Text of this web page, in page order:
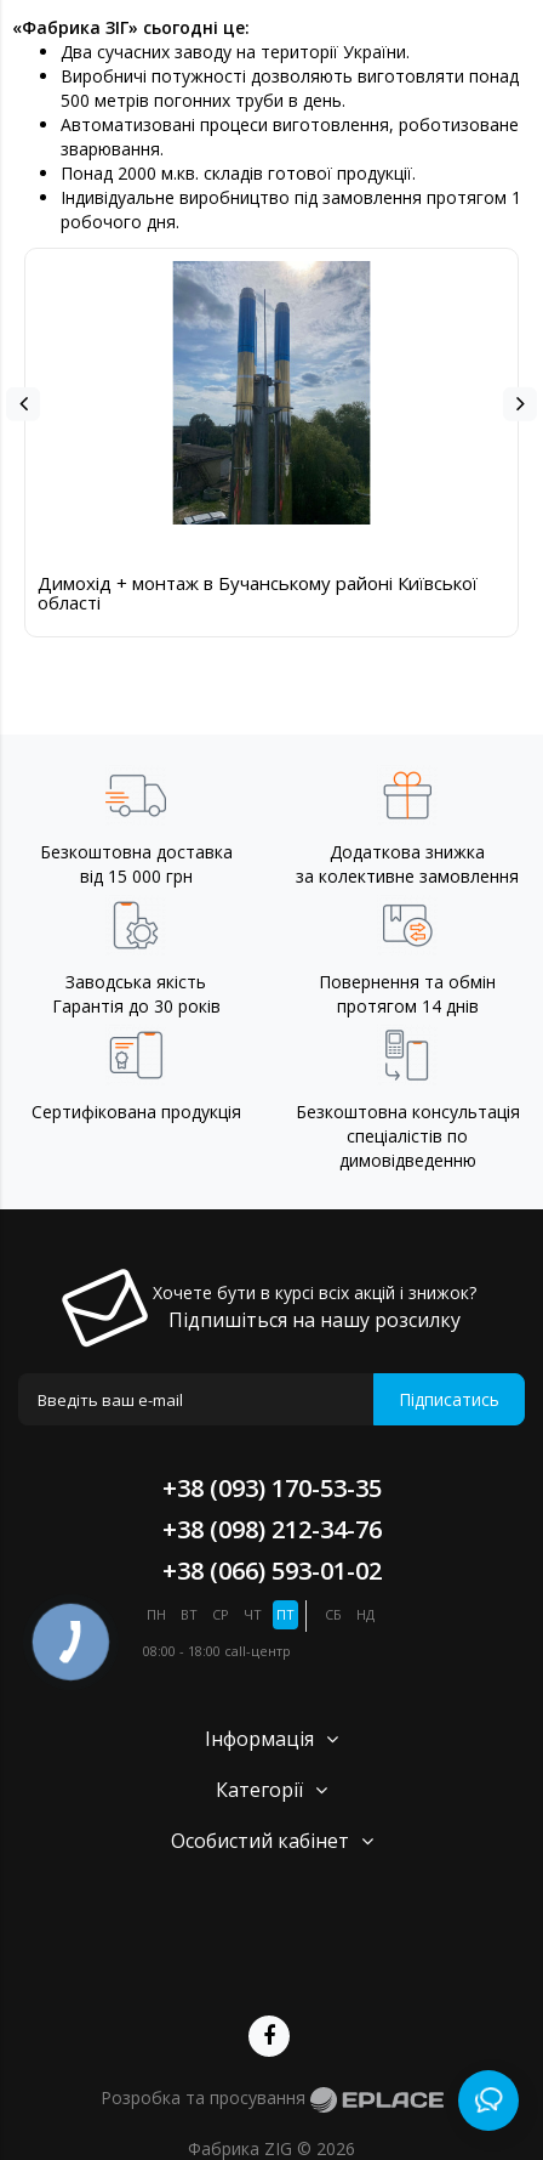
«Фабрика ЗІГ» сьогодні це:
Два сучасних заводу на території України.
Виробничі потужності дозволяють виготовляти понад
500 метрів погонних труби в день.
Автоматизовані процеси виготовлення, роботизоване
зварювання.
Понад 2000 м.кв. складів готової продукції.
Індивідуальне виробництво під замовлення протягом 1
робочого дня.
Димохід + монтаж в Бучанському районі Київської
області
Безкоштовна доставка
від 15 000 грн
Додаткова знижка
за колективне замовлення
Заводська якість
Гарантія до 30 років
Повернення та обмін
протягом 14 днів
Сертифікована продукція
Безкоштовна консультація
спеціалістів по
димовідведенню
Хочете бути в курсі всіх акцій і знижок?
Підпишіться на нашу розсилку
Підписатись
+38 (093) 170-53-35
+38 (098) 212-34-76
+38 (066) 593-01-02
ПН ВТ СР ЧТ ПТ СБ
НД
08:00 - 18:00 call-центр
Інформація
Категорії
Особистий кабінет
Фабрика ZIG © 2026
Розробка та просування